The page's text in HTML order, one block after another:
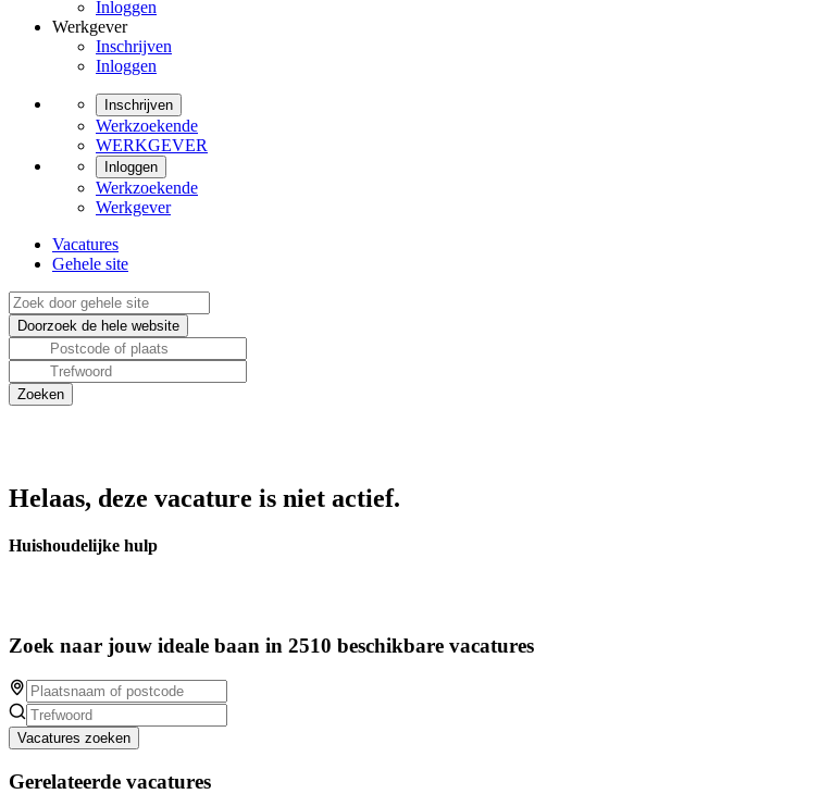
Inloggen
Werkgever
Inschrijven
Inloggen
Inschrijven
Werkzoekende
WERKGEVER
Inloggen
Werkzoekende
Werkgever
Vacatures
Gehele site
Helaas, deze vacature is niet actief.
Huishoudelijke hulp
Zoek naar jouw ideale baan in 2510 beschikbare vacatures
Vacatures zoeken
Gerelateerde vacatures